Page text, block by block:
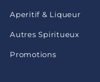
Aperitif & Liqueur
Autres Spiritueux
Promotions